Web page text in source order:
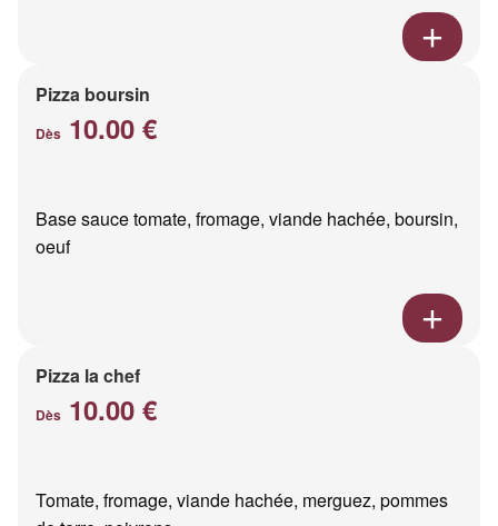
Pizza boursin
Dès 10.00 €
Base sauce tomate, fromage, viande hachée, boursin,
oeuf
Pizza la chef
Dès 10.00 €
Tomate, fromage, viande hachée, merguez, pommes